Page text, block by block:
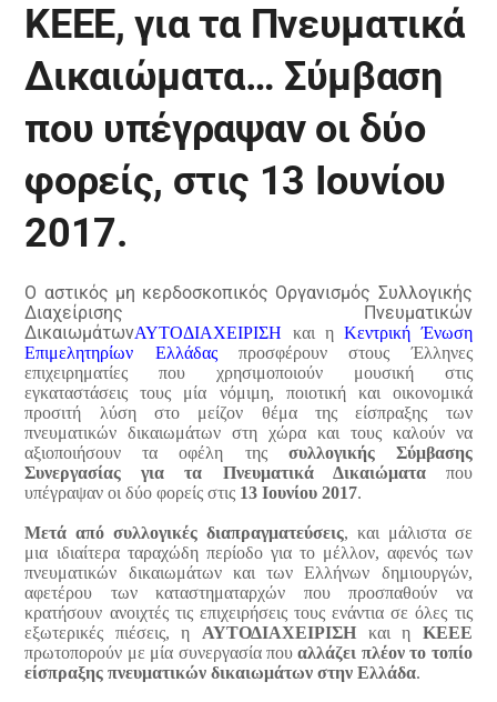
ΚΕΕΕ, για τα Πνευματικά
Δικαιώματα… Σύμβαση
που υπέγραψαν οι δύο
φορείς, στις 13 Ιουνίου
2017.
Ο αστικός μη κερδοσκοπικός Οργανισμός Συλλογικής
Διαχείρισης Πνευματικών
ΔικαιωμάτωνΑΥΤΟΔΙΑΧΕΙΡΙΣΗ και ηΚεντρική Ένωση
Επιμελητηρίων Ελλάδαςπροσφέρουν στους Έλληνες
επιχειρηματίες που χρησιμοποιούν μουσική στις
εγκαταστάσεις τους μία νόμιμη, ποιοτική και οικονομικά
προσιτή λύση στο μείζον θέμα της είσπραξης των
πνευματικών δικαιωμάτων στη χώρα και τους καλούν να
αξιοποιήσουν τα οφέλη της συλλογικής Σύμβασης
Συνεργασίας για τα Πνευματικά Δικαιώματα που
υπέγραψαν οι δύο φορείς στις 13 Ιουνίου 2017.
Μετά από συλλογικές διαπραγματεύσεις, και μάλιστα σε
μια ιδιαίτερα ταραχώδη περίοδο για το μέλλον, αφενός των
πνευματικών δικαιωμάτων και των Ελλήνων δημιουργών,
αφετέρου των καταστηματαρχών που προσπαθούν να
κρατήσουν ανοιχτές τις επιχειρήσεις τους ενάντια σε όλες τις
εξωτερικές πιέσεις, η ΑΥΤΟΔΙΑΧΕΙΡΙΣΗ και η ΚΕΕΕ
πρωτοπορούν με μία συνεργασία πουαλλάζει πλέον το τοπίο
είσπραξης πνευματικών δικαιωμάτων στην Ελλάδα.